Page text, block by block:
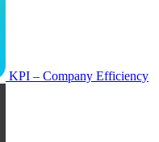
KPI – Company Efficiency